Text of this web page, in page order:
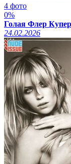
4 фото
0%
Голая Флер
24.02.2026